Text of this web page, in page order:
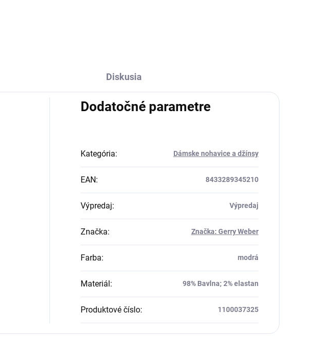
Diskusia
Dodatočné parametre
Kategória: Dámske nohavice a džínsy
EAN: 8433289345210
Výpredaj: Výpredaj
Značka: Značka: Gerry Weber
Farba: modrá
Materiál: 98% Bavlna; 2% elastan
Produktové číslo: 1100037325